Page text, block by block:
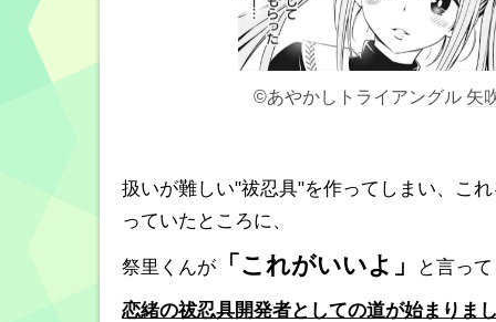
©あやかしトライアングル 矢
扱いが難しい"祓忍具"を作ってしまい、こ
っていたところに、
祭里くんが 「これがいいよ」 と言っ
恋緒の祓忍具開発者としての道が始まりま